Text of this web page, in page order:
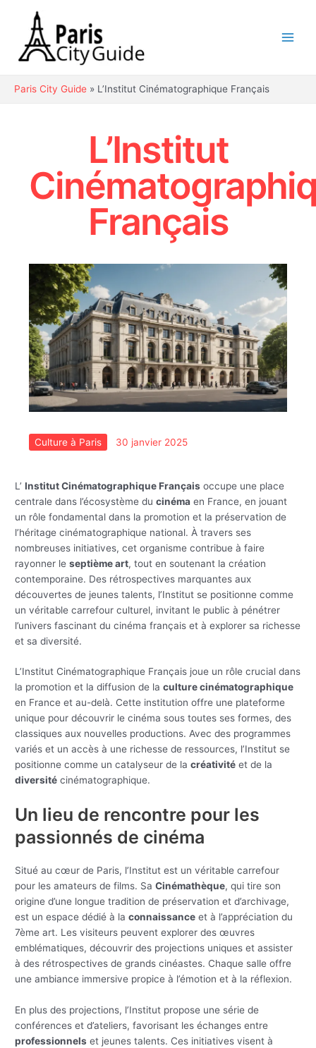
contenu
Paris City Guide » L’Institut Cinématographique Français
L’Institut
Français
Culture à Paris 30 janvier 2025
L’Institut Cinématographique Français occupe une place
centrale dans l’écosystème ducinéma en France, en jouant
un rôle fondamental dans la promotion et la préservation de
l’héritage cinématographique national. À travers ses
nombreuses initiatives, cet organisme contribue à faire
rayonner leseptième art, tout en soutenant la création
contemporaine. Des rétrospectives marquantes aux
découvertes de jeunes talents, l’Institut se positionne comme
un véritable carrefour culturel, invitant le public à pénétrer
l’univers fascinant du cinéma français et à explorer sa richesse
et sa diversité.
L’Institut Cinématographique Français joue un rôle crucial dans
la promotion et la diffusion de laculture cinématographique
en France et au-delà. Cette institution offre une plateforme
unique pour découvrir le cinéma sous toutes ses formes, des
classiques aux nouvelles productions. Avec des programmes
variés et un accès à une richesse de ressources, l’Institut se
positionne comme un catalyseur de lacréativité et de la
diversité cinématographique.
Un lieu de rencontre pour les
passionnés de cinéma
Situé au cœur de Paris, l’Institut est un véritable carrefour
pour les amateurs de films. SaCinémathèque, qui tire son
origine d’une longue tradition de préservation et d’archivage,
est un espace dédié à laconnaissance et à l’appréciation du
7ème art. Les visiteurs peuvent explorer des œuvres
emblématiques, découvrir des projections uniques et assister
à des rétrospectives de grands cinéastes. Chaque salle offre
une ambiance immersive propice à l’émotion et à la réflexion.
En plus des projections, l’Institut propose une série de
conférences et d’ateliers, favorisant les échanges entre
professionnels et jeunes talents. Ces initiatives visent à